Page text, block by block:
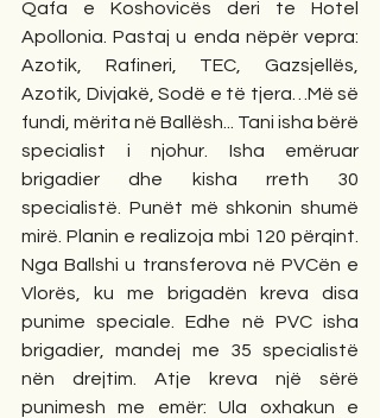
Qafa e Koshovicës deri te Hotel
Apollonia. Pastaj u enda nëpër vepra:
Azotik, Rafineri, TEC, Gazsjellës,
Azotik, Divjakë, Sodë e të tjera…Më së
fundi, mërita në Ballësh... Tani isha bërë
specialist i njohur. Isha emëruar
brigadier dhe kisha rreth 30
specialistë. Punët më shkonin shumë
mirë. Planin e realizoja mbi 120 përqint.
Nga Ballshi u transferova në PVCën e
Vlorës, ku me brigadën kreva disa
punime speciale. Edhe në PVC isha
brigadier, mandej me 35 specialistë
nën drejtim. Atje kreva një sërë
punimesh me emër: Ula oxhakun e